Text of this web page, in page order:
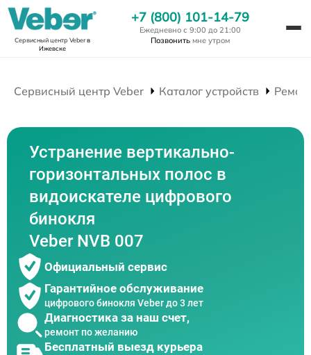
Сервисный центр Veberв
Ижевске
+7 (800) 101-14-79
Ежедневно с 9:00 до 21:00
Позвонить мне утром
Сервисный центр Veber Каталог устройств
Устранение вертикально-
горизонтальных полос в
видоискателе цифрового
бинокля
Veber NVB 007
Официальный сервис
Гарантийное обслуживание
цифрового бинокля Veber до 3 лет
Диагностика за наш счет,
ремонт по желанию
Бесплатный выезд курьера